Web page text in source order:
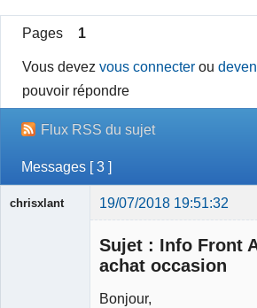
Pages 1
Vous devezvous connecter ou
pouvoir répondre
Flux RSS du sujet
Messages [ 3 ]
chrisxlant 19/07/2018 19:51:32
Sujet : Info Front
achat occasion
Bonjour,